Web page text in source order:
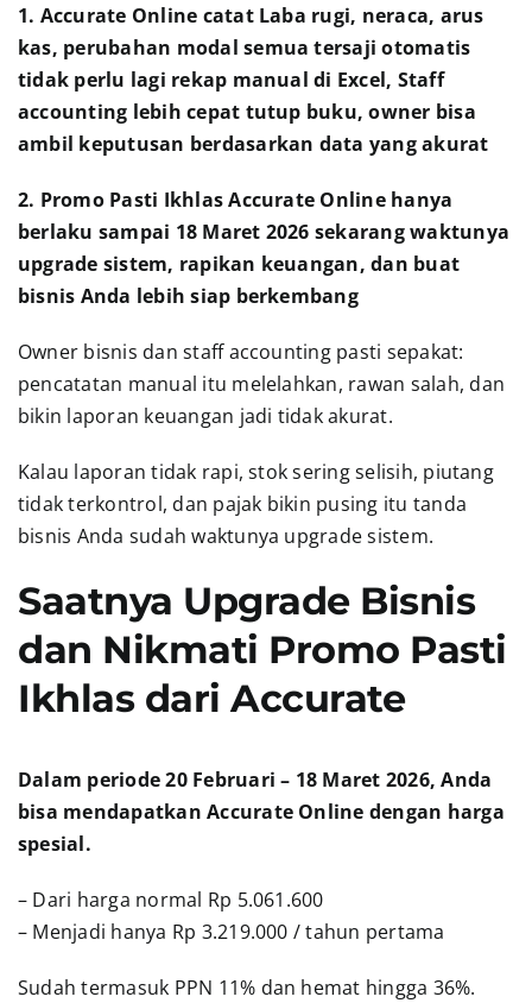
1. Accurate Online catat Laba rugi, neraca, arus
kas, perubahan modal semua tersaji otomatis
tidak perlu lagi rekap manual di Excel, Staff
accounting lebih cepat tutup buku, owner bisa
ambil keputusan berdasarkan data yang akurat
2. Promo Pasti Ikhlas Accurate Online hanya
berlaku sampai 18 Maret 2026 sekarang waktunya
upgrade sistem, rapikan keuangan, dan buat
bisnis Anda lebih siap berkembang
Owner bisnis dan staff accounting pasti sepakat:
pencatatan manual itu melelahkan, rawan salah, dan
bikin laporan keuangan jadi tidak akurat.
Kalau laporan tidak rapi, stok sering selisih, piutang
tidak terkontrol, dan pajak bikin pusing itu tanda
bisnis Anda sudah waktunya upgrade sistem.
Saatnya Upgrade Bisnis
dan Nikmati Promo Pasti
Ikhlas dari Accurate
Dalam periode 20 Februari – 18 Maret 2026, Anda
bisa mendapatkan Accurate Online dengan harga
spesial.
– Dari harga normal Rp 5.061.600
– Menjadi hanya Rp 3.219.000 / tahun pertama
Sudah termasuk PPN 11% dan hemat hingga 36%.